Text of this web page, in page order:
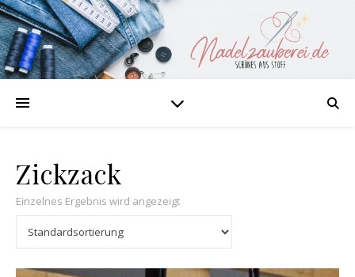
Zickzack
Einzelnes Ergebnis wird angezeigt